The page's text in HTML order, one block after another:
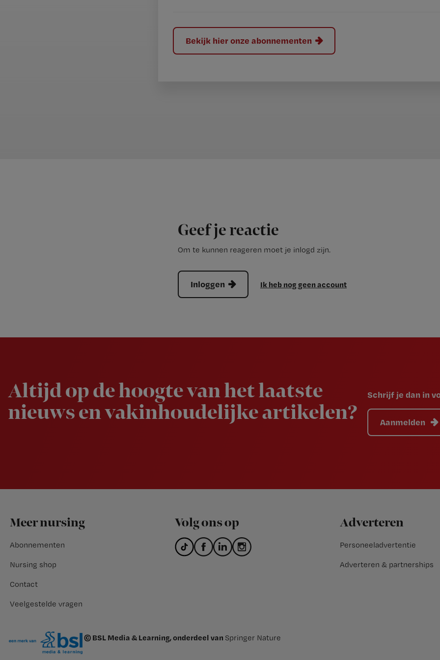
?
Bekijk hier onze abonnementen
Geef je reactie
Om te kunnen reageren moet je inlogd zijn.
Inloggen Ik heb nog geen account
Altijd op de hoogte van het laatste
nieuws en vakinhoudelijke artikelen?
Schrijf je dan in
Aanmelden
Footer
Meer nursing
Abonnementen
Nursing shop
Contact
Veelgestelde vragen
Volg ons op Adverteren
Personeeladvertentie
Adverteren & partnerships
© BSL Media & Learning, onderdeel van Springer Nature